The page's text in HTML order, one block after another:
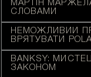
МАРТІН
СЛОВАМИ
НЕМОЖЛИВИЙ
ВРЯТУВАТИ
BANKSY:
ЗАКОНОМ